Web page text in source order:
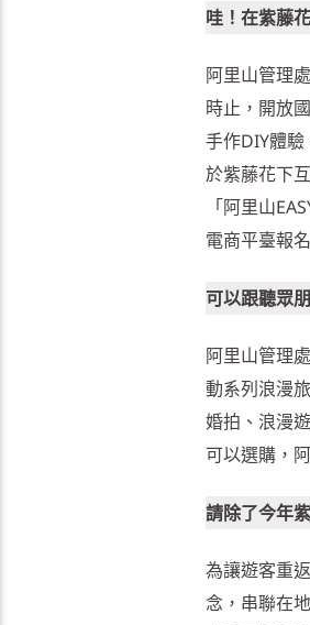
哇！在紫藤
阿里山管理
時止，開放
手作DIY體
於紫藤花下
「阿里山
電商平臺報
可以跟聽眾
阿里山管理
動系列浪漫
婚拍、浪漫
可以選購，
請除了今年
為讓遊客重
念，串聯在